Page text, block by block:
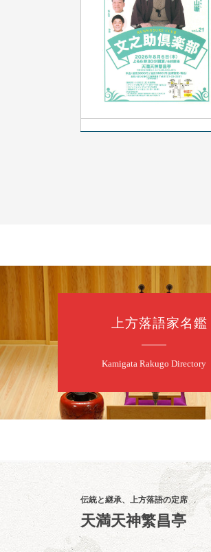
上方落語家名鑑
Kamigata Rakugo Directory
伝統と継承、上方落語の定席
天満天神繁昌亭